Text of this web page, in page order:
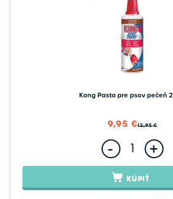
Kong Pasta pre psov pečeň
9,95 €12,95 €
- +
KÚPIŤ